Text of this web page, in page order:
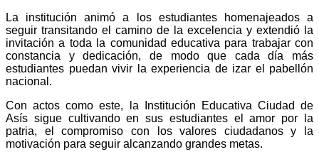
La institución animó a los estudiantes homenajeados a
seguir transitando el camino de la excelencia y extendió la
invitación a toda la comunidad educativa para trabajar con
constancia y dedicación, de modo que cada día más
estudiantes puedan vivir la experiencia de izar el pabellón
nacional.
Con actos como este, la Institución Educativa Ciudad de
Asís sigue cultivando en sus estudiantes el amor por la
patria, el compromiso con los valores ciudadanos y la
motivación para seguir alcanzando grandes metas.